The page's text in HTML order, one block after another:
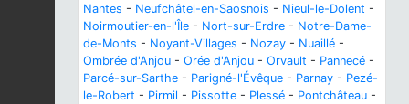
Nantes - Neufchâtel-en-Saosnois - Nieul-le-Dolent -
Noirmoutier-en-l'Île - Nort-sur-Erdre - Notre-Dame-
de-Monts - Noyant-Villages - Nozay - Nuaillé -
Ombrée d'Anjou - Orée d'Anjou - Orvault - Pannecé -
Parcé-sur-Sarthe - Parigné-l'Évêque - Parnay - Pezé-
le-Robert - Pirmil - Pissotte - Plessé - Pontchâteau -